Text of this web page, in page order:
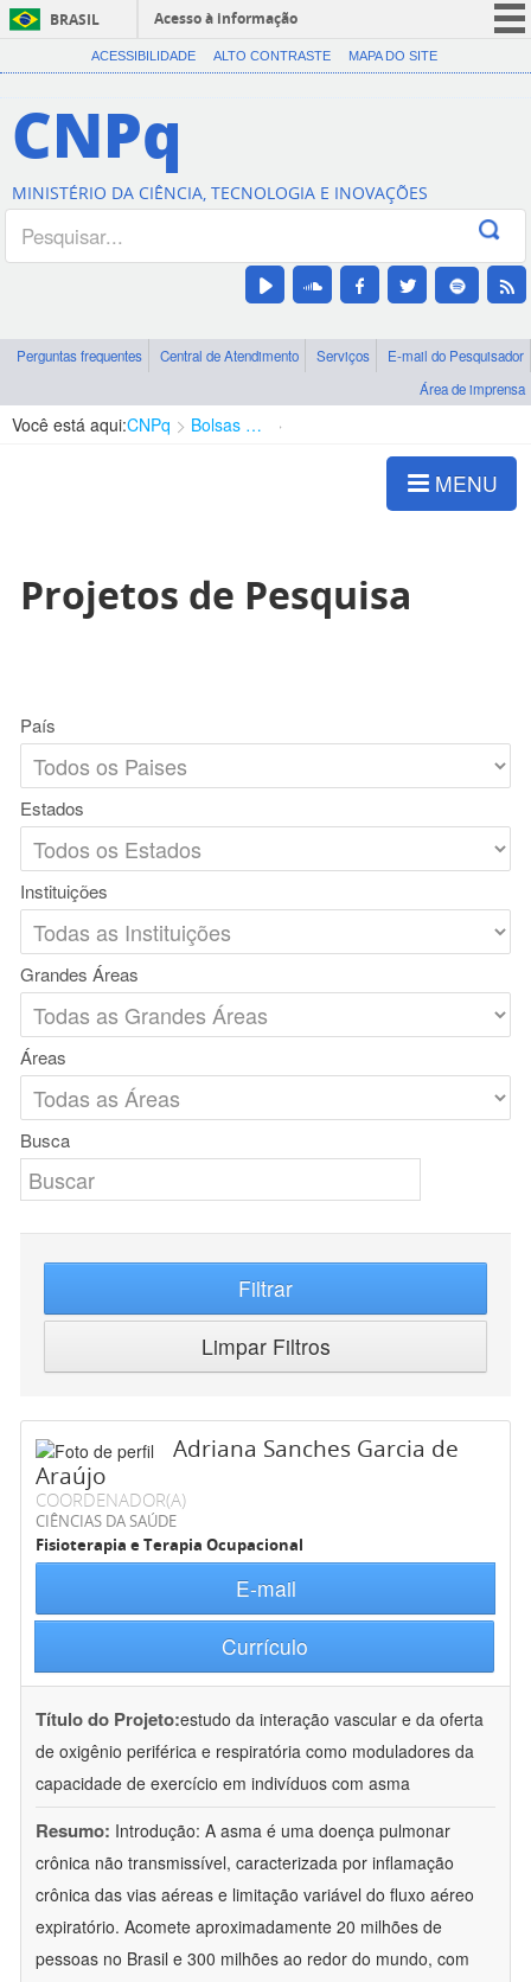
BRASIL
Acesso à informação
CORONAVÍRUS (COVID-19)
Canais
ACESSIBILIDADE ALTO CONTRASTE MAPA DO SITE
CNPq
MINISTÉRIO DA CIÊNCIA, TECNOLOGIA E INOVAÇÕES
Perguntas frequentes Central de Atendimento Serviços
E-mail do Pesquisador
Área de imprensa
Você está aqui:CNPq Bolsas e Auxílios Vigentes
MENU
Projetos de Pesquisa
País
Estados
Instituições
Grandes Áreas
Áreas
Busca
Filtrar
Limpar Filtros
Adriana Sanches Garcia de
Araújo
COORDENADOR(A)
CIÊNCIAS DA SAÚDE
Fisioterapia e Terapia Ocupacional
E-mail
Currículo
Título do Projeto:estudo da interação vascular e da oferta
de oxigênio periférica e respiratória como moduladores da
capacidade de exercício em indivíduos com asma
Resumo: Introdução: A asma é uma doença pulmonar
crônica não transmissível, caracterizada por inflamação
crônica das vias aéreas e limitação variável do fluxo aéreo
expiratório. Acomete aproximadamente 20 milhões de
pessoas no Brasil e 300 milhões ao redor do mundo, com